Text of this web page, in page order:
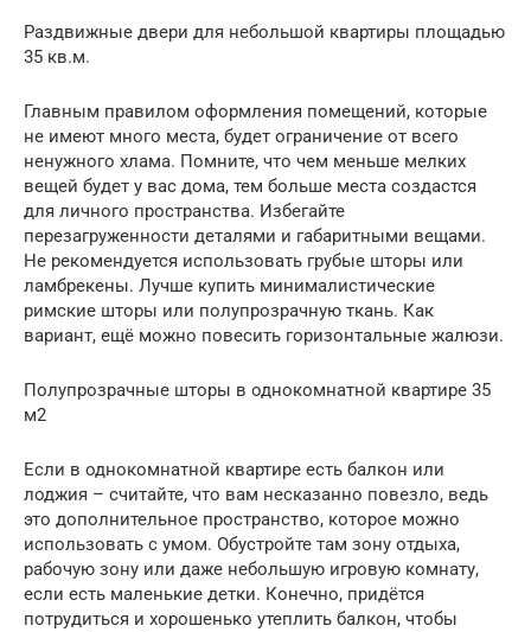
Раздвижные двери для небольшой квартиры площадью
35 кв.м.
Главным правилом оформления помещений, которые
не имеют много места, будет ограничение от всего
ненужного хлама. Помните, что чем меньше мелких
вещей будет у вас дома, тем больше места создастся
для личного пространства. Избегайте
перезагруженности деталями и габаритными вещами.
Не рекомендуется использовать грубые шторы или
ламбрекены. Лучше купить минималистические
римские шторы или полупрозрачную ткань. Как
вариант, ещё можно повесить горизонтальные жалюзи.
Полупрозрачные шторы в однокомнатной квартире 35
м2
Если в однокомнатной квартире есть балкон или
лоджия – считайте, что вам несказанно повезло, ведь
это дополнительное пространство, которое можно
использовать с умом. Обустройте там зону отдыха,
рабочую зону или даже небольшую игровую комнату,
если есть маленькие детки. Конечно, придётся
потрудиться и хорошенько утеплить балкон, чтобы